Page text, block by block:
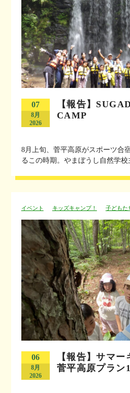
07
8月
2026
【報告】
CAMP
8月上旬、菅平高原がスポーツ合
るこの時期。やまぼうし自然学校
イベント キッズキャンプ！ 子どもた
06
8月
2026
【報告】サマ
菅平高原プラン